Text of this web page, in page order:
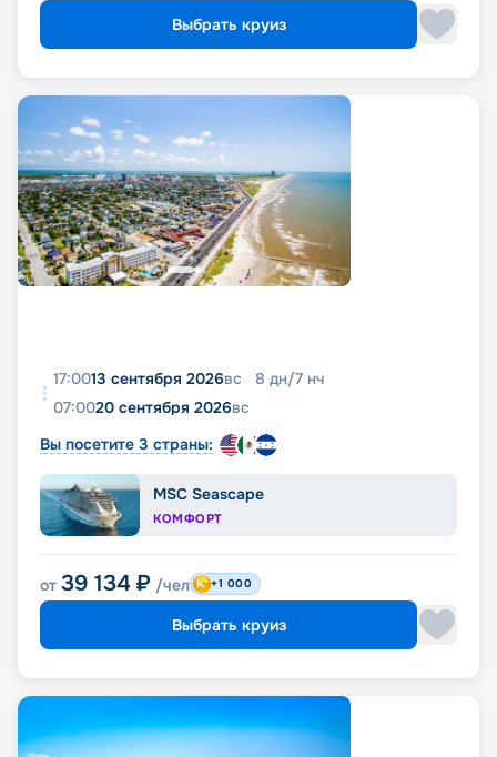
Выбрать круиз
17:0013 сентября 2026вс 8 дн/7 нч
07:0020 сентября 2026вс
Вы посетите 3 страны:
MSC Seascape
КОМФОРТ
от 39 134 ₽ /чел +1 000
Выбрать круиз